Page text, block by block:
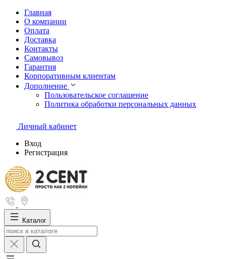
Главная
О компании
Оплата
Доставка
Контакты
Самовывоз
Гарантия
Корпоративным клиентам
Дополнение
Пользовательское соглашение
Политика обработки персональных данных
Личный кабинет
Вход
Регистрация
Каталог